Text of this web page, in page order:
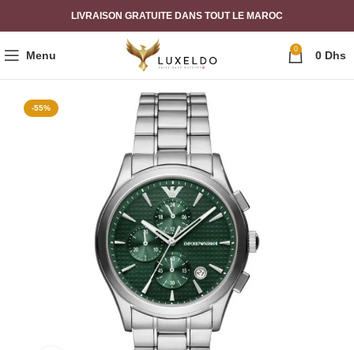
LIVRAISON GRATUITE DANS TOUT LE MAROC
Menu 0 0 Dhs
-55%